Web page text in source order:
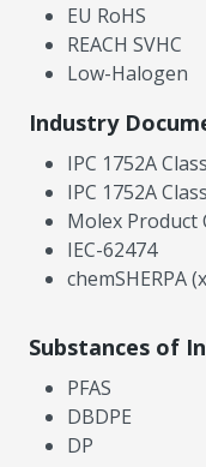
EU RoHS
REACH SVHC
Low-Halogen
Industry
IPC 1752A
IPC 1752A
Molex Product
IEC-62474
chemSHERPA
Substances of
PFAS
DBDPE
DP